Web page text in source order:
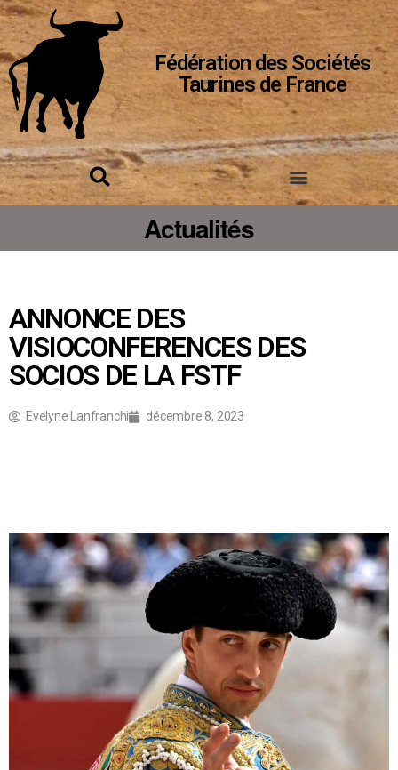
Fédération des Sociétés
Taurines de France
Actualités
ANNONCE DES
VISIOCONFERENCES DES
SOCIOS DE LA FSTF
Evelyne Lanfranchi décembre 8, 2023